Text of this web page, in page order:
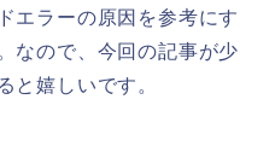
エラーの原因を参考にす
なので、今回の記事が少
と嬉しいです。